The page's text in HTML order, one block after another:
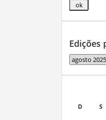
Edições
Edições
por
data
D S